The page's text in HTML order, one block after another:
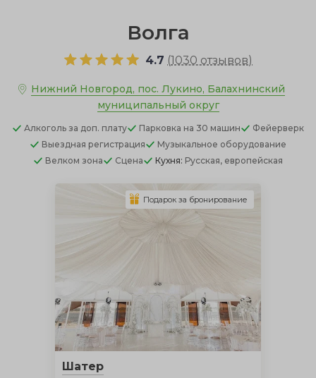
Волга
4.7 (1030 отзывов)
Нижний Новгород, пос. Лукино, Балахнинский
муниципальный округ
Алкоголь за доп. плату Парковка на 30 машин
Фейерверк
Выездная регистрация
Музыкальное оборудование
Велком зона
Сцена Кухня: Русская, европейская
Шатер
Подарок за бронирование